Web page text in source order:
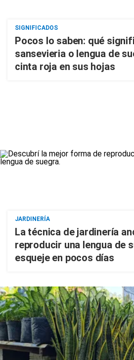
SIGNIFICADOS
Pocos lo saben: qué
sansevieria o lengua de
cinta roja en sus hojas
JARDINERÍA
La técnica de jardinería
reproducir una lengua de
esqueje en pocos días